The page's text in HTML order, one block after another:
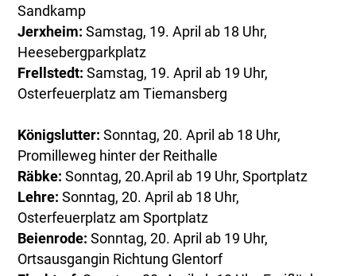
Sandkamp
Jerxheim:Samstag, 19. April ab 18 Uhr,
Heesebergparkplatz
Frellstedt:Samstag, 19. April ab 19 Uhr,
Osterfeuerplatz am Tiemansberg
Königslutter: Sonntag, 20. April ab 18 Uhr,
Promilleweg hinter der Reithalle
Räbke: Sonntag, 20.April ab 19 Uhr, Sportplatz
Lehre:Sonntag, 20. April ab 18 Uhr,
Osterfeuerplatz am Sportplatz
Beienrode:Sonntag, 20. April ab 19 Uhr,
Ortsausgangin Richtung Glentorf